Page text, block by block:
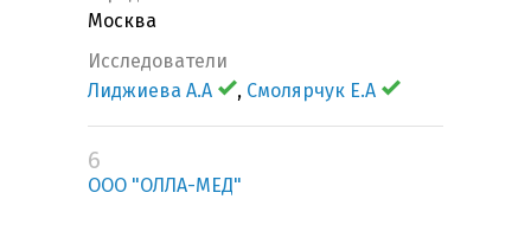
Москва
Исследователи
Лиджиева А.А
, Смолярчук Е.А
6
ООО "ОЛЛА-МЕД"